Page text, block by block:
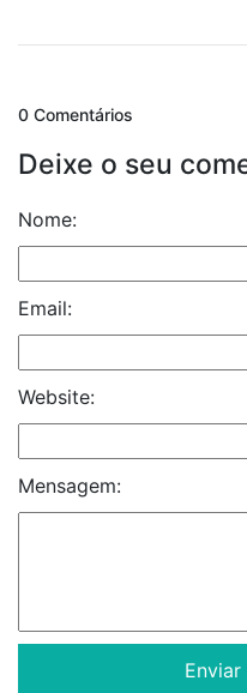
0 Comentários
Deixe o seu
Nome:
Email:
Website:
Mensagem: